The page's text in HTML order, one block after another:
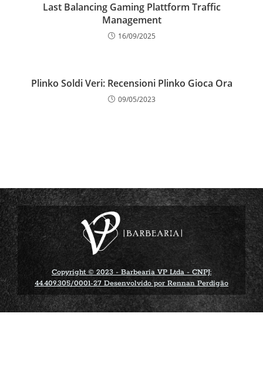
Last Balancing Gaming Plattform Traffic
Management
16/09/2025
Plinko Soldi Veri: Recensioni Plinko Gioca Ora
09/05/2023
Copyright © 2023 - Barbearia VP Ltda - CNPJ:
44.409.305/0001-27 Desenvolvido por Rennan Perdigão